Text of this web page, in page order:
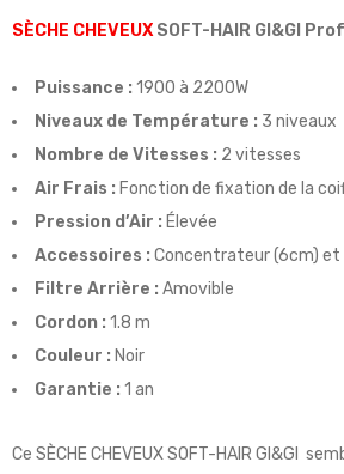
SÈCHE CHEVEUXSOFT-HAIR GI&GI
Puissance : 1900 à 2200W
Niveaux de Température : 3 niveaux
Nombre de Vitesses : 2 vitesses
Air Frais : Fonction de fixation de la
Pression d’Air : Élevée
Accessoires : Concentrateur (6cm)
Filtre Arrière : Amovible
Cordon : 1.8 m
Couleur : Noir
Garantie : 1 an
Ce SÈCHE CHEVEUX SOFT-HAIR GI&GI